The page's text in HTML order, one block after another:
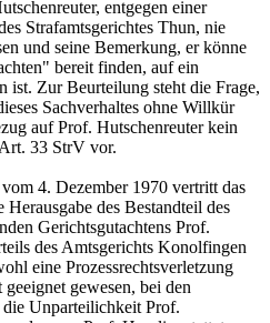
entgegen einer
Strafamtsgerichtes Thun, nie
und seine Bemerkung, er könne
bereit finden, auf ein
ist. Zur Beurteilung steht die Frage,
Sachverhaltes ohne Willkür
auf Prof. Hutschenreuter kein
33 StrV vor.
4. Dezember 1970 vertritt das
des Bestandteil des
Gerichtsgutachtens Prof.
des Amtsgerichts Konolfingen
eine Prozessrechtsverletzung
gewesen, bei den
Unparteilichkeit Prof.